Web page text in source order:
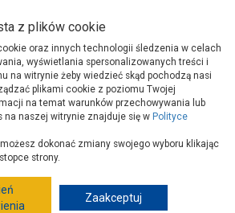
Sucha zabudowa
Płytki sufitowe
TOPIQ Alpha 20 z krawędzią prostą Board
z plików cookie
oraz innych technologii śledzenia w celach
wyświetlania spersonalizowanych treści i
na witrynie żeby wiedzieć skąd pochodzą nasi
plikami cookie z poziomu Twojej
na temat warunków przechowywania lub
na naszej witrynie znajduje się w Polityce
dokonać zmiany swojego wyboru klikając
strony.
Zaakceptuj